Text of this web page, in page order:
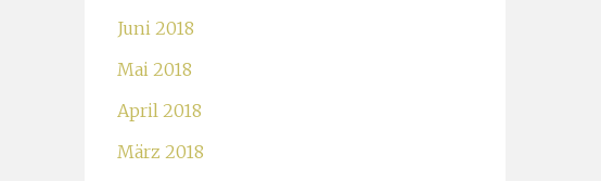
Juni 2018
Mai 2018
April 2018
März 2018